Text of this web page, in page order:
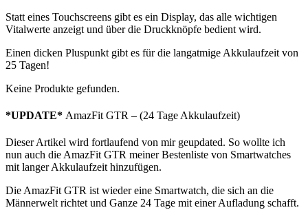
Statt eines Touchscreens gibt es ein Display, das alle wichtigen
Vitalwerte anzeigt und über die Druckknöpfe bedient wird.
Einen dicken Pluspunkt gibt es für die langatmige Akkulaufzeit von
25 Tagen!
Keine Produkte gefunden.
*UPDATE* AmazFit GTR – (24 Tage Akkulaufzeit)
Dieser Artikel wird fortlaufend von mir geupdated. So wollte ich
nun auch die AmazFit GTR meiner Bestenliste von Smartwatches
mit langer Akkulaufzeit hinzufügen.
Die AmazFit GTR ist wieder eine Smartwatch, die sich an die
Männerwelt richtet und Ganze 24 Tage mit einer Aufladung schafft.